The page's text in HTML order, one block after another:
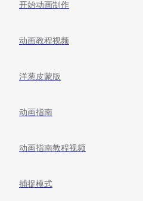
开始动画制作
动画教程视频
洋葱皮蒙版
动画指南
动画指南教程视频
捕捉模式